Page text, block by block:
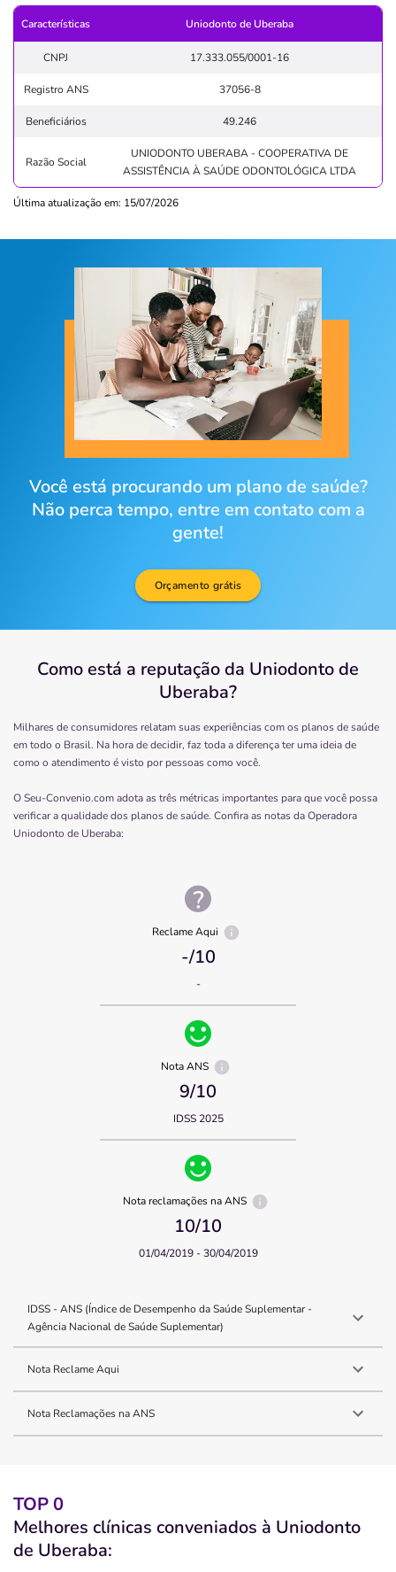
Características Uniodonto de Uberaba
CNPJ 17.333.055/0001-16
Registro ANS 37056-8
Beneficiários 49.246
Razão Social
UNIODONTO UBERABA - COOPERATIVA DE
ASSISTÊNCIA À SAÚDE ODONTOLÓGICA LTDA
Última atualização em: 15/07/2026
Você está procurando um plano de saúde?
Não perca tempo, entre em contato com a
gente!
Orçamento grátis
Como está a reputação da Uniodonto de
Uberaba?
Milhares de consumidores relatam suas experiências com os planos de saúde
em todo o Brasil. Na hora de decidir, faz toda a diferença ter uma ideia de
como o atendimento é visto por pessoas como você.
O Seu-Convenio.com adota as três métricas importantes para que você possa
verificar a qualidade dos planos de saúde. Confira as notas da Operadora
Uniodonto de Uberaba:
Reclame Aqui
-/10
-
Nota ANS
9/10
IDSS 2025
Nota reclamações na ANS
10/10
01/04/2019 - 30/04/2019
IDSS - ANS (Índice de Desempenho da Saúde Suplementar -
Agência Nacional de Saúde Suplementar)
Nota Reclame Aqui
Nota Reclamações na ANS
TOP 0
Melhores clínicas conveniados à Uniodonto
de Uberaba: